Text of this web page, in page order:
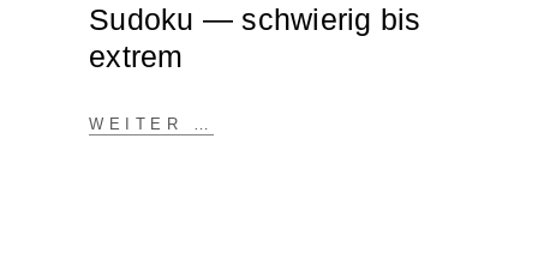
Sudo­ku — schwie­rig bis
extrem
WEI­TER …